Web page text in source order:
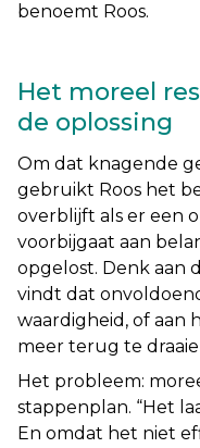
benoemt Roos.
Het moreel
de oplossing
Om dat knagende
gebruikt Roos het
overblijft als er een
voorbijgaat aan
opgelost. Denk aan
vindt dat
waardigheid, of aan
meer terug te
Het probleem:
stappenplan. “Het
En omdat het niet